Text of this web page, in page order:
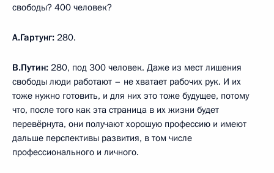
свободы? 400 человек?
А.Гартунг: 280.
В.Путин: 280, под 300 человек. Даже из мест лишения
свободы люди работают – не хватает рабочих рук. И их
тоже нужно готовить, и для них это тоже будущее, потому
что, после того как эта страница в их жизни будет
перевёрнута, они получают хорошую профессию и имеют
дальше перспективы развития, в том числе
профессионального и личного.